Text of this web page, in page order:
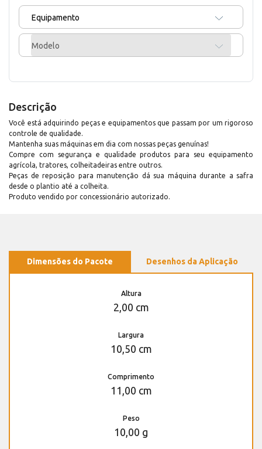
Equipamento
Modelo
Descrição
Você está adquirindo peças e equipamentos que passam por um rigoroso
controle de qualidade.
Mantenha suas máquinas em dia com nossas peças genuínas!
Compre com segurança e qualidade produtos para seu equipamento
agrícola, tratores, colheitadeiras entre outros.
Peças de reposição para manutenção dá sua máquina durante a safra
desde o plantio até a colheita.
Produto vendido por concessionário autorizado.
Dimensões do Pacote Desenhos da Aplicação
Altura
2,00 cm
Largura
10,50 cm
Comprimento
11,00 cm
Peso
10,00 g